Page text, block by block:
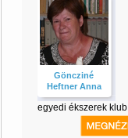
Göncziné
Heftner Anna
egyedi ékszerek klub